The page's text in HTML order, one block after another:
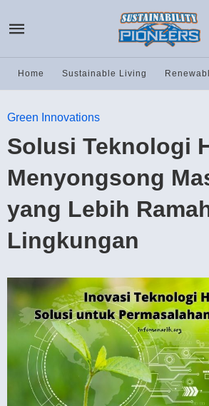
Home Sustainable Living
Green Innovations
Solusi Teknologi
Menyongsong
yang Lebih
Lingkungan